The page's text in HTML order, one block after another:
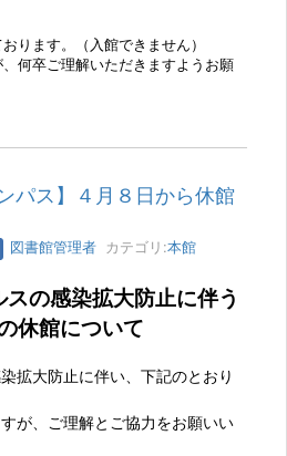
ります。（入館できません）
何卒ご理解いただきますようお願
パス】４月８日から休館
図書館管理者 カテゴリ:本館
の感染拡大防止に伴う
休館について
拡大防止に伴い、下記のとおり
が、ご理解とご協力をお願いい